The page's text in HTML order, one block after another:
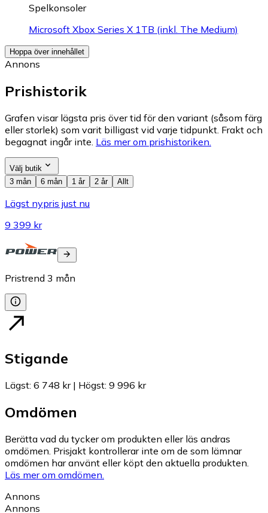
Spelkonsoler
Microsoft Xbox Series X 1TB (inkl. The Medium)
Hoppa över innehållet
Annons
Prishistorik
Grafen visar lägsta pris över tid för den variant (såsom färg
eller storlek) som varit billigast vid varje tidpunkt. Frakt och
begagnat ingår inte. Läs mer om prishistoriken.
Välj butik
3 mån
6 mån 1 år 2 år Allt
Lägst nypris just nu
9 399 kr
Pristrend 3 mån
Stigande
Lägst: 6 748 kr| Högst: 9 996 kr
Omdömen
Berätta vad du tycker om produkten eller läs andras
omdömen. Prisjakt kontrollerar inte om de som lämnar
omdömen har använt eller köpt den aktuella produkten.
Läs mer om omdömen.
Annons
Annons